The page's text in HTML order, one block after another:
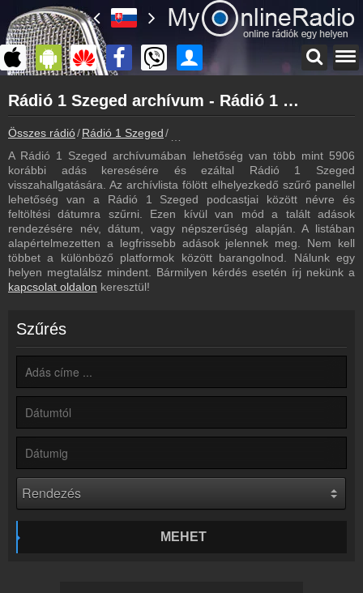
myonlineradio.hu
Rádió 1 Szeged
Vissza a Rádió 1 Szeged oldalára
Bejelentkezés
Hozz létre saját fiókot!
Most szól
Tudd meg mi szólt eddig
Műsorújság
Rádió 1 Szeged műsorai
Webkamera
Kapcsolat
Írj nekünk!
Partnerek
Rádiós partnerek
Ágyazd be weboldaladba
Készítés lépésről lépésre
Rádió 1 Szeged archívum - Rádió 1 Szeged podcasts - Rádió 1 Szeged visszahallgatás
Összes rádió Rádió 1 Szeged
A Rádió 1 Szeged archívumában lehetőség van több mint 5906
korábbi adás keresésére és ezáltal Rádió 1 Szeged
visszahallgatására. Az archívlista fölött elhelyezkedő szűrő panellel
lehetőség van a Rádió 1 Szeged podcastjai között névre és
feltöltési dátumra szűrni. Ezen kívül van mód a talált adások
rendezésére név, dátum, vagy népszerűség alapján. A listában
alapértelmezetten a legfrissebb adások jelennek meg. Nem kell
többet a különböző platformok között barangolnod. Nálunk egy
helyen megtalálsz mindent. Bármilyen kérdés esetén írj nekünk a
kapcsolat oldalon keresztül!
Szűrés
MEHET